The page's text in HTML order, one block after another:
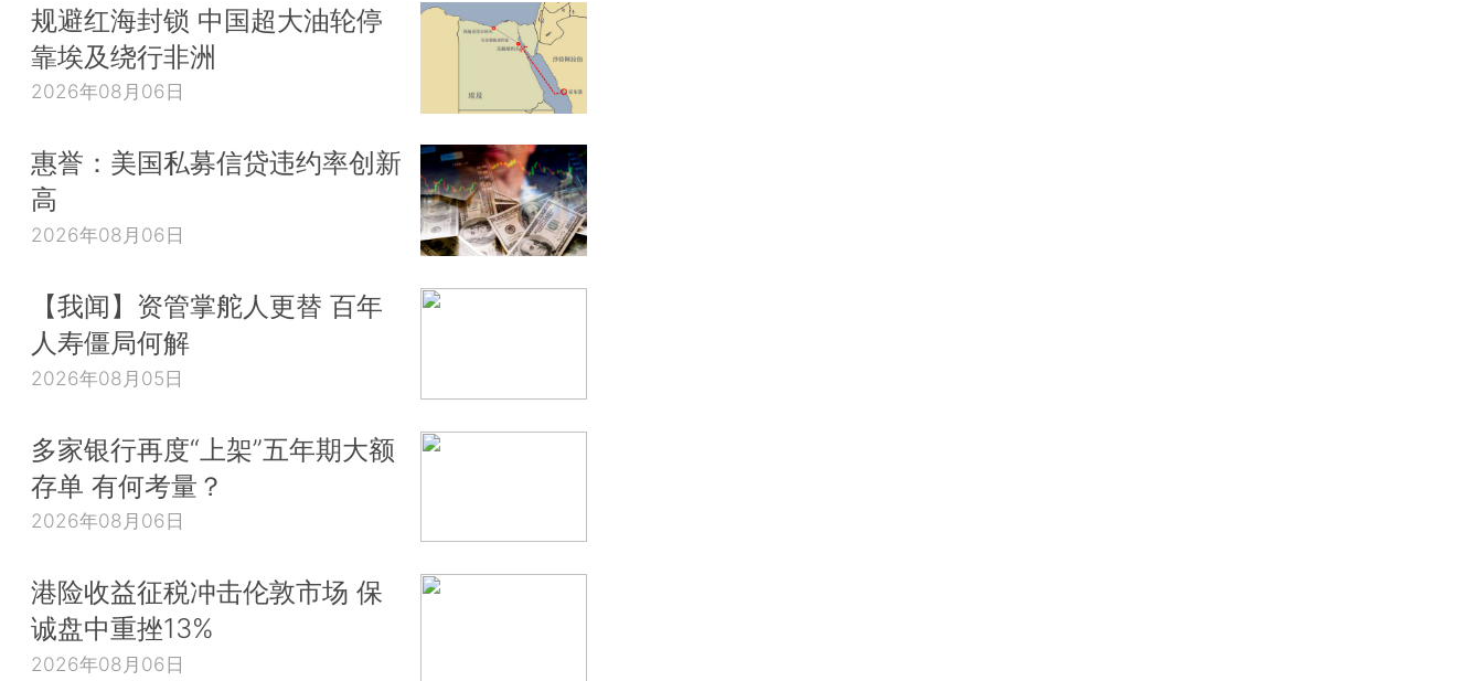
规避红海封锁 中国超大油轮停
靠埃及绕行非洲
2026年08月06日
惠誉：美国私募信贷违约率创新
高
2026年08月06日
【我闻】资管掌舵人更替 百年
人寿僵局何解
2026年08月05日
多家银行再度“上架”五年期大额
存单 有何考量？
2026年08月06日
港险收益征税冲击伦敦市场 保
诚盘中重挫13%
2026年08月06日